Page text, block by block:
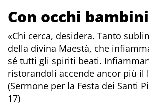
Con occhi bambini
«Chi cerca, desidera. Tanto
della divina Maestà, che
sé tutti gli spiriti beati.
ristorandoli accende ancor più il
(Sermone per la Festa dei Santi
17)